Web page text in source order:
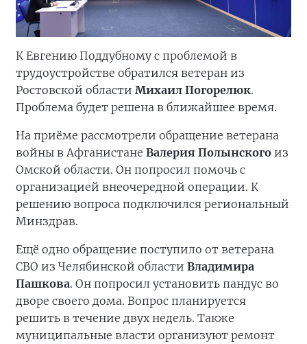
К Евгению Поддубному с проблемой в
трудоустройстве обратился ветеран из
Ростовской области Михаил Погорелюк.
Проблема будет решена в ближайшее время.
На приёме рассмотрели обращение ветерана
войны в Афганистане Валерия Полынского из
Омской области. Он попросил помочь с
организацией внеочередной операции. К
решению вопроса подключился региональный
Минздрав.
Ещё одно обращение поступило от ветерана
СВО из Челябинской области Владимира
Пашкова. Он попросил установить пандус во
дворе своего дома. Вопрос планируется
решить в течение двух недель. Также
муниципальные власти организуют ремонт